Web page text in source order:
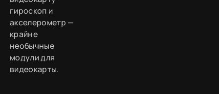
гироскоп и
акселерометр —
крайне
необычные
модули для
видеокарты.